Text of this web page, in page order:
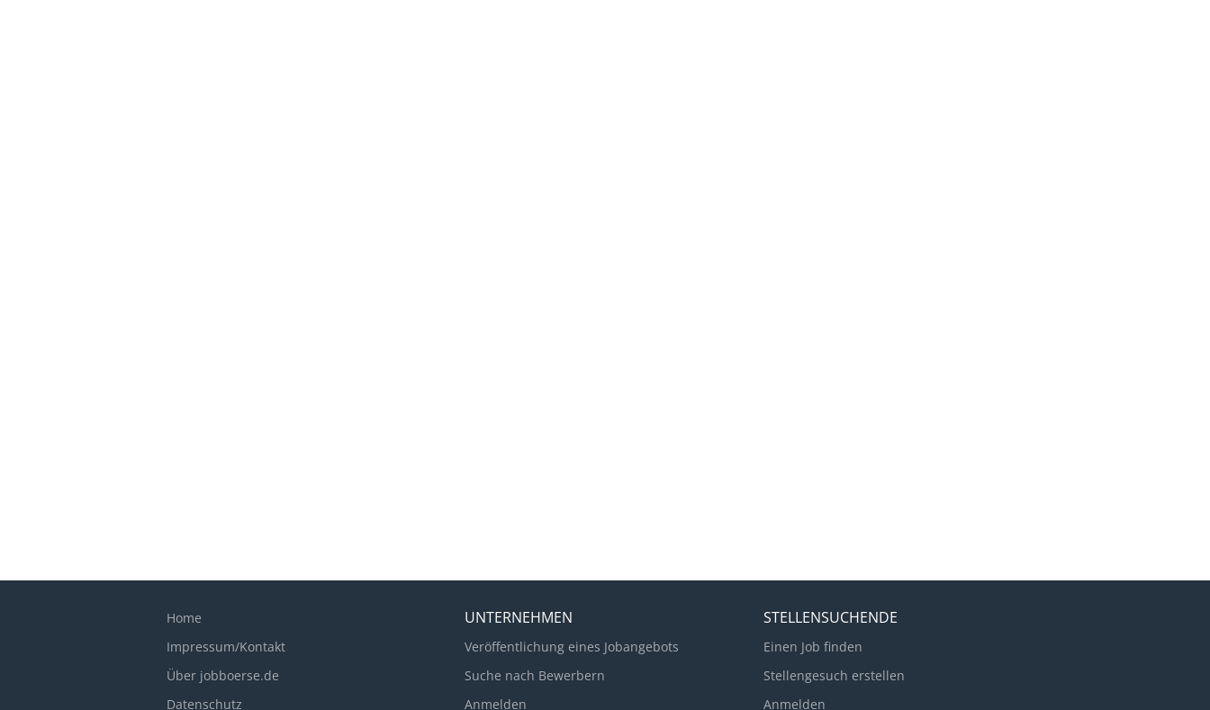
Home
Impressum/Kontakt
Über jobboerse.de
Datenschutz
UNTERNEHMEN
Veröffentlichung eines Jobangebots
Suche nach Bewerbern
Anmelden
STELLENSUCHENDE
Einen Job finden
Stellengesuch erstellen
Anmelden